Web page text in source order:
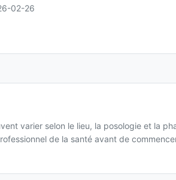
02-26
varier selon le lieu, la posologie et la
de la santé avant de